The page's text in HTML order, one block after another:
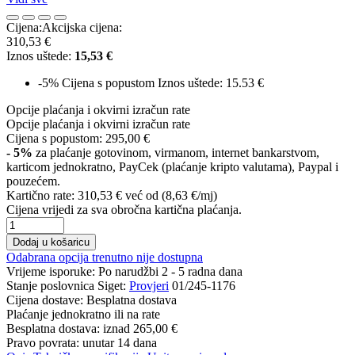
Cijena:Akcijska cijena:
310,53 €
Iznos uštede: 15,53 €
-5% Cijena s popustom Iznos uštede: 15.53 €
Opcije plaćanja i okvirni izračun rate
Opcije plaćanja i okvirni izračun rate
Cijena s popustom: 295,00 €
- 5% za plaćanje gotovinom, virmanom, internet bankarstvom,
karticom jednokratno, PayCek (plaćanje kripto valutama), Paypal i
pouzećem.
Kartično rate: 310,53 € već od (8,63 €/mj)
Cijena vrijedi za sva obročna kartična plaćanja.
Dodaj u košaricu
Odabrana opcija trenutno nije dostupna
Vrijeme isporuke: Po narudžbi 2 - 5 radna dana
Stanje poslovnica Siget: Provjeri 01/245-1176
Cijena dostave: Besplatna dostava
Plaćanje jednokratno ili na rate
Besplatna dostava: iznad 265,00 €
Pravo povrata: unutar 14 dana